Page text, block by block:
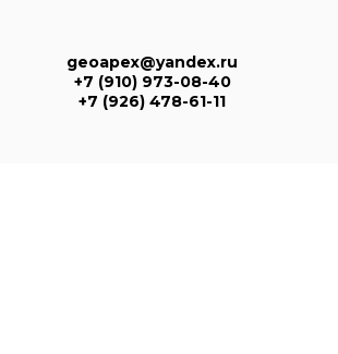
geoapex@yandex.ru
+7 (910) 973-08-40
+7 (926) 478-61-11